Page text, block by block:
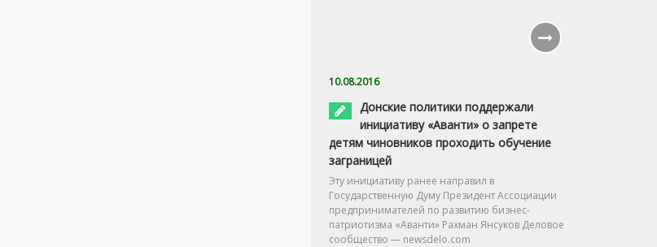
10.08.2016
Донские политики поддержали
инициативу «Аванти» о запрете
детям чиновников проходить обучение
заграницей
Эту инициативу ранее направил в
Государственную Думу Президент Ассоциации
предпринимателей по развитию бизнес-
патриотизма «Аванти» Рахман Янсуков Деловое
сообщество — newsdelo.com